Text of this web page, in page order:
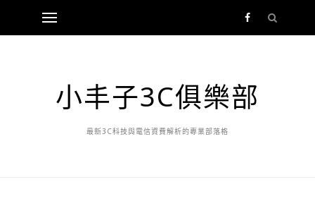
小丰子3C俱樂部
最新3C科技與電信資費解析的專業部落格